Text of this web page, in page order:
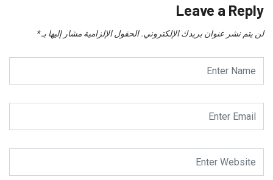
Leave a Reply
لن يتم نشر عنوان بريدك الإلكتروني. الحقول الإلزامية مشار إليها بـ*